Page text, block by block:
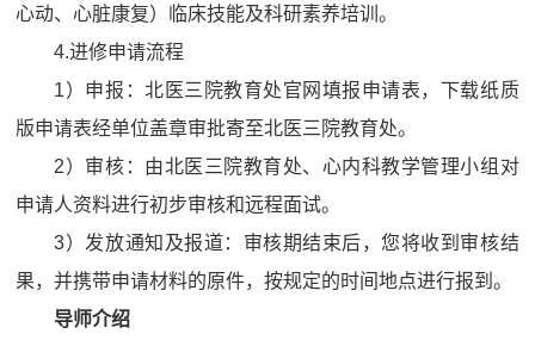
心动、心脏康复）临床技能及科研素养培训。
4.进修申请流程
1）申报：北医三院教育处官网填报申请表，下载纸质
版申请表经单位盖章审批寄至北医三院教育处。
2）审核：由北医三院教育处、心内科教学管理小组对
申请人资料进行初步审核和远程面试。
3）发放通知及报道：审核期结束后，您将收到审核结
果，并携带申请材料的原件，按规定的时间地点进行报到。
导师介绍